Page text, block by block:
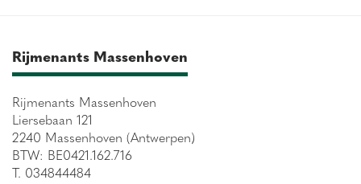
Rijmenants Massenhoven
Rijmenants Massenhoven
Liersebaan 121
2240 Massenhoven (Antwerpen)
BTW: BE0421.162.716
T. 034844484